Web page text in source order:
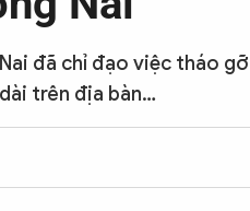
đã chỉ đạo việc tháo
trên địa bàn…